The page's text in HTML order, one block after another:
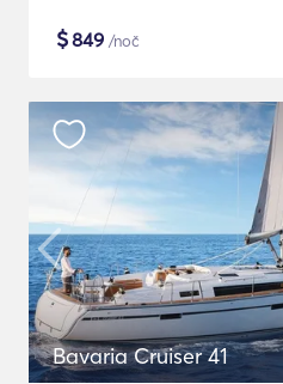
$849 /noč
Bavaria Cruiser 41